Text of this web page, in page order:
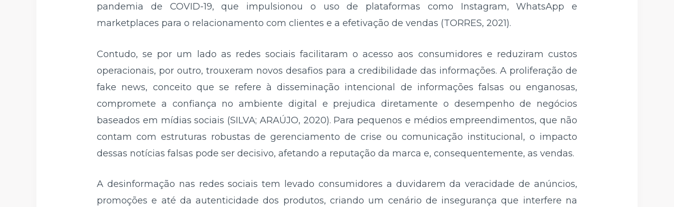
pandemia de COVID-19, que impulsionou o uso de plataformas como Instagram, WhatsApp e
marketplaces para o relacionamento com clientes e a efetivação de vendas (TORRES, 2021).
Contudo, se por um lado as redes sociais facilitaram o acesso aos consumidores e reduziram custos
operacionais, por outro, trouxeram novos desafios para a credibilidade das informações. A proliferação de
fake news, conceito que se refere à disseminação intencional de informações falsas ou enganosas,
compromete a confiança no ambiente digital e prejudica diretamente o desempenho de negócios
baseados em mídias sociais (SILVA; ARAÚJO, 2020). Para pequenos e médios empreendimentos, que não
contam com estruturas robustas de gerenciamento de crise ou comunicação institucional, o impacto
dessas notícias falsas pode ser decisivo, afetando a reputação da marca e, consequentemente, as vendas.
A desinformação nas redes sociais tem levado consumidores a duvidarem da veracidade de anúncios,
promoções e até da autenticidade dos produtos, criando um cenário de insegurança que interfere na